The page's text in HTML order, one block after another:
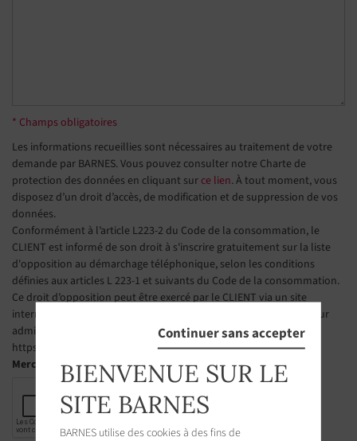
* Champs obligatoires
Les informations recueillies sont nécessaires au traitement de votre
demande par BARNES. Vous pouvez consulter notre Charte de
protection des données en cliquant surce lien. À tout moment, vous
disposez d’un droit d’accès, de modification et de suppression de vos
données.
Conformément à l’article L223-2 du Code de la consommation, le
CLIENT est informé de son droit à s'inscrire gratuitement sur la liste
d'opposition au démarchage téléphonique, selon les conditions
définies aux articles L 223-1 et suivants du Code de la consommation.
Ce droit d’opposition peut être exercé par le CLIENT via un site
internet géré par l’organisme désigné par les pouvoirs publics pour
administrer cette liste. L’adresse du site est la suivante :
https://www.bloctel.gouv.fr
Merci de cocher la case
Continuer sans accepter
BIENVENUE SUR LE
SITE BARNES
BARNES utilise des cookies à des fins de